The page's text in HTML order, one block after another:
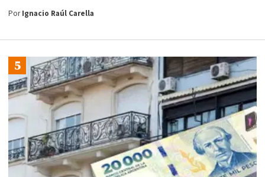
PorIgnacio Raúl Carella